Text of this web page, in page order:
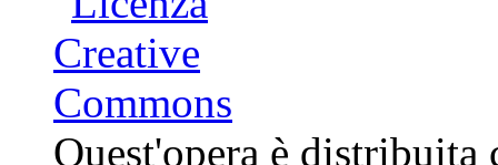
Quest'opera è